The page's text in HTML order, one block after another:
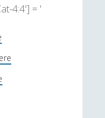
4:4'] = '